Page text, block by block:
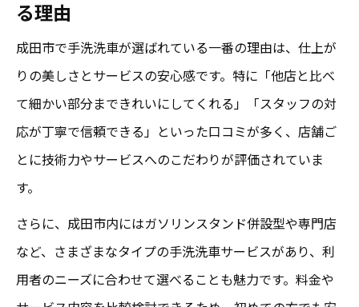
る理由
成田市で手洗洗車が選ばれている一番の理由は、仕上が
りの美しさとサービスの安心感です。特に「他店と比べ
て細かい部分まできれいにしてくれる」「スタッフの対
応が丁寧で信頼できる」といった口コミが多く、店舗ご
とに技術力やサービスへのこだわりが評価されていま
す。
さらに、成田市内にはガソリンスタンド併設型や専門店
など、さまざまなタイプの手洗洗車サービスがあり、利
用者のニーズに合わせて選べることも魅力です。料金や